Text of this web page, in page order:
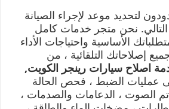
لتحديد موعد لإجراء الصيانة
التالي. نحن متجر خدمات كامل
الأساسية واحتياجات الأداء
إصلاحاتك التلقائية ، من
اصلاح سيارات رينجر الكويت,
عمليات الضبط ، فحص الحالة
الصوت ، الدعامات والصدمات ،